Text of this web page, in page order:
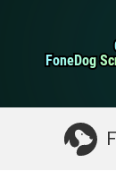
FoneDog
FoneDog